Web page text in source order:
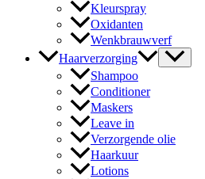
Kleurspray
Oxidanten
Wenkbrauwverf
Haarverzorging
Shampoo
Conditioner
Maskers
Leave in
Verzorgende olie
Haarkuur
Lotions